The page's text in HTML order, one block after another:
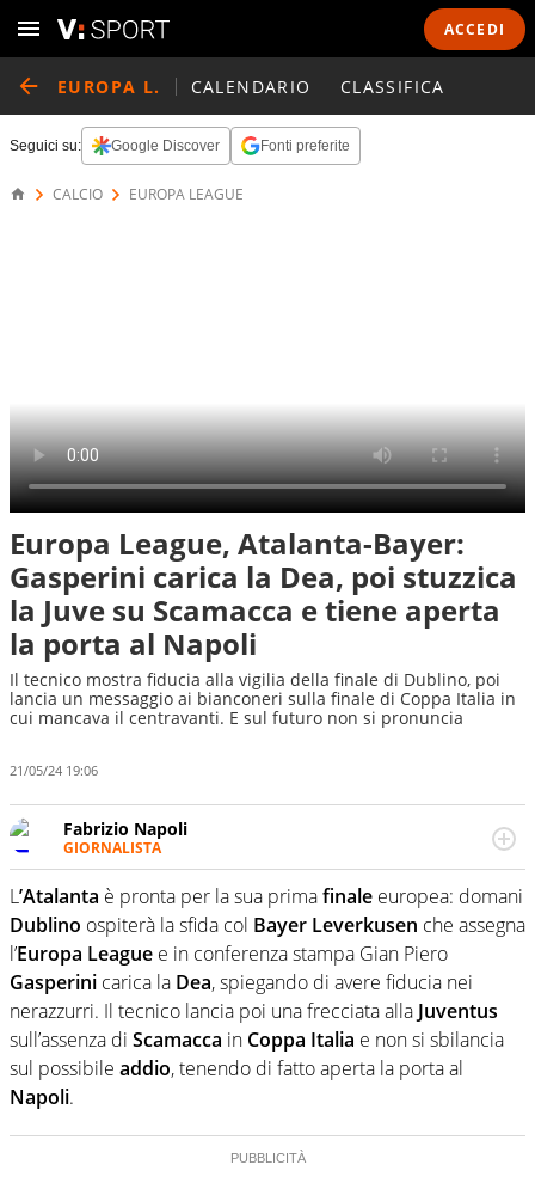
ACCEDI
EUROPA L. CALENDARIO CLASSIFICA
Seguici su: Google Discover Fonti preferite
CALCIO EUROPA LEAGUE
Europa League, Atalanta-Bayer:
Gasperini carica la Dea, poi stuzzica
la Juve su Scamacca e tiene aperta
la porta al Napoli
Il tecnico mostra fiducia alla vigilia della finale di Dublino, poi
lancia un messaggio ai bianconeri sulla finale di Coppa Italia in
cui mancava il centravanti. E sul futuro non si pronuncia
21/05/24 19:06
Fabrizio Napoli
GIORNALISTA
Giornalista professionista, per Virgilio Sport segue anche
il calcio ma è con la pallanuoto che esalta competenze e
passioni. Cura la comunicazione di HaBaWaBa, il più
grande festival di waterpolo per bambini al mondo
L’Atalanta è pronta per la sua primafinale europea: domani
Dublino ospiterà la sfida col Bayer Leverkusen che assegna
l’Europa League e in conferenza stampa Gian Piero
Gasperini carica la Dea, spiegando di avere fiducia nei
nerazzurri. Il tecnico lancia poi una frecciata alla Juventus
sull’assenza di Scamacca in Coppa Italia e non si sbilancia
sul possibile addio, tenendo di fatto aperta la porta al
Napoli.